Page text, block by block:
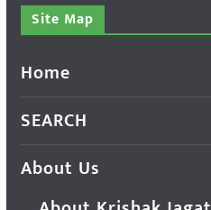
Site Map
Home
SEARCH
About Us